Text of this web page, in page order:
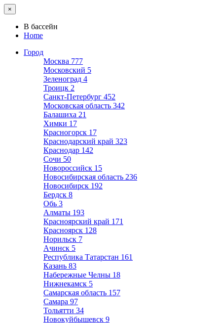
×
В бассейн
Home
Город
Москва 777
Московский 5
Зеленоград 4
Троицк 2
Санкт-Петербург 452
Московская область 342
Балашиха 21
Химки 17
Красногорск 17
Краснодарский край 323
Краснодар 142
Сочи 50
Новороссийск 15
Новосибирская область 236
Новосибирск 192
Бердск 8
Обь 3
Алматы 193
Красноярский край 171
Красноярск 128
Норильск 7
Ачинск 5
Республика Татарстан 161
Казань 83
Набережные Челны 18
Нижнекамск 5
Самарская область 157
Самара 97
Тольятти 34
Новокуйбышевск 9